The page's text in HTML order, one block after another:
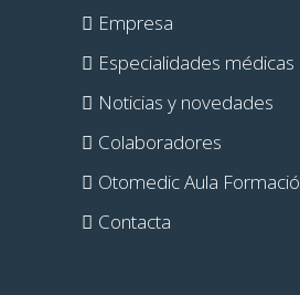
Empresa
Especialidades médicas
Noticias y novedades
Colaboradores
Otomedic Aula Formació
Contacta